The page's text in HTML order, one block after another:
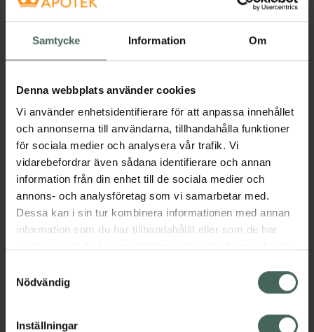
Samtycke Information Om
Denna webbplats använder cookies
Vi använder enhetsidentifierare för att anpassa innehållet
och annonserna till användarna, tillhandahålla funktioner
för sociala medier och analysera vår trafik. Vi
vidarebefordrar även sådana identifierare och annan
information från din enhet till de sociala medier och
annons- och analysföretag som vi samarbetar med.
Dessa kan i sin tur kombinera informationen med annan
information som du har tillhandahållit eller som de har
återkalla ditt samtycke via webbplatsens
cookieinställningar. Ett återkallat samtycke påverkar inte
lagligheten av behandling som skett innan återkallelsen.
Nödvändig
Inställningar
Oralmedic Afte
Medicinsteknisk produkt
255 kr
KöpOralmedic Afte, 255 kr.
Hexident 1 mg/ml
Munsköljvätska, 300
milliliter
57 kr
Köp
lindrande gel
Povidon, joderad,